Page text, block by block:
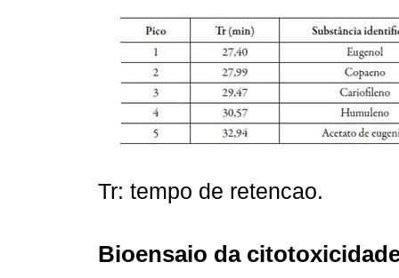
Tr: tempo de retencao.
Bioensaio da